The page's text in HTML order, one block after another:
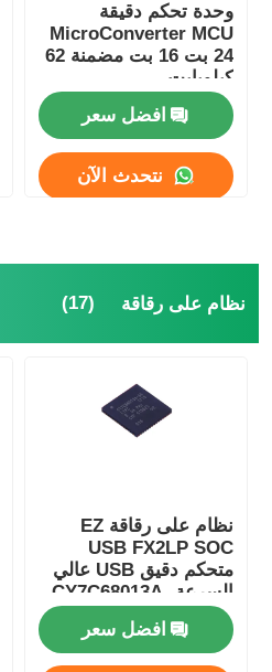
هوائي اتصالات
موصل
شريحة إدارة الطاقة
وحدة تحكم دقيقة
MicroConverter MCU
24 بت 16 بت مضمنة 62
كيلوبايت
ADuC847BSZ62-5
افضل سعر
نتحدث الآن
نظام على رقاقة (17)
نظام على رقاقة EZ
USB FX2LP SOC
متحكم دقيق USB عالي
السرعة CY7C68013A-
56LTXC
افضل سعر